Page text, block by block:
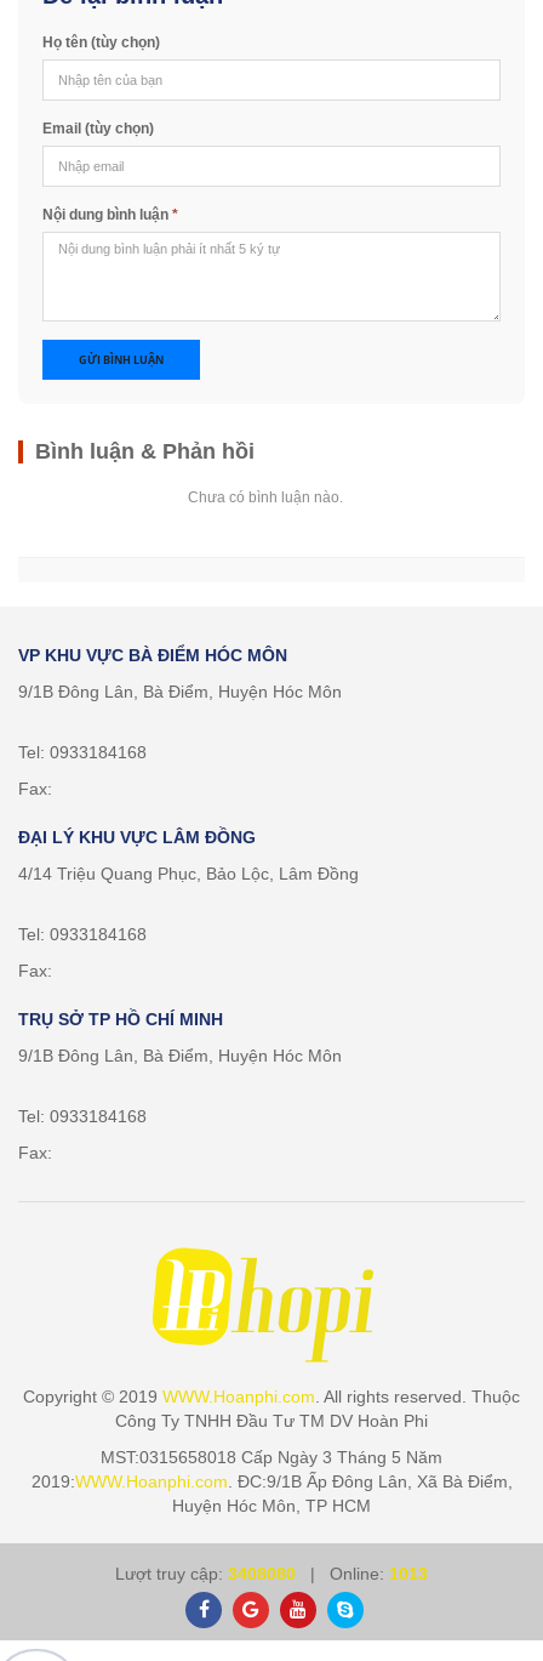
Họ tên (tùy chọn)
Email (tùy chọn)
Nội dung bình luận *
GỬI BÌNH LUẬN
Bình luận & Phản hồi
Chưa có bình luận nào.
VP KHU VỰC BÀ ĐIỂM HÓC MÔN
9/1B Đông Lân, Bà Điểm, Huyện Hóc Môn
Tel: 0933184168
Fax:
ĐẠI LÝ KHU VỰC LÂM ĐỒNG
4/14 Triệu Quang Phục, Bảo Lộc, Lâm Đồng
Tel: 0933184168
Fax:
TRỤ SỞ TP HỒ CHÍ MINH
9/1B Đông Lân, Bà Điểm, Huyện Hóc Môn
Tel: 0933184168
Fax:
Copyright © 2019 WWW.Hoanphi.com . All rights reserved. Thuộc
Công Ty TNHH Đầu Tư TM DV Hoàn Phi
MST:0315658018 Cấp Ngày 3 Tháng 5 Năm
2019:WWW.Hoanphi.com . ĐC:9/1B Ấp Đông Lân, Xã Bà Điểm,
Huyện Hóc Môn, TP HCM
Lượt truy cập: 3408080 | Online: 1013